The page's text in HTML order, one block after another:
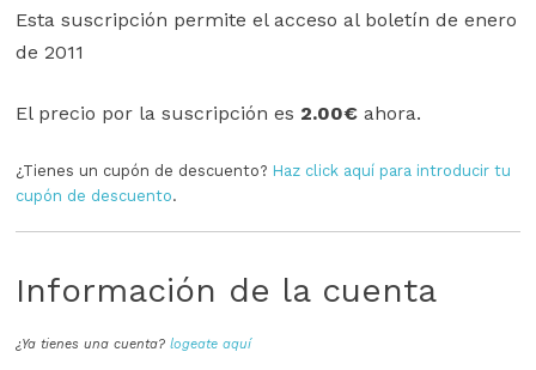
Esta suscripción permite el acceso al boletín de enero
de 2011
El precio por la suscripción es 2.00€ahora.
¿Tienes un cupón de descuento? Haz click aquí para introducir tu
cupón de descuento.
Información de la cuenta
¿Ya tienes una cuenta? logeate aquí